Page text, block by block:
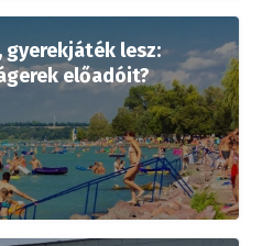
gyerekjáték lesz:
előadóit?